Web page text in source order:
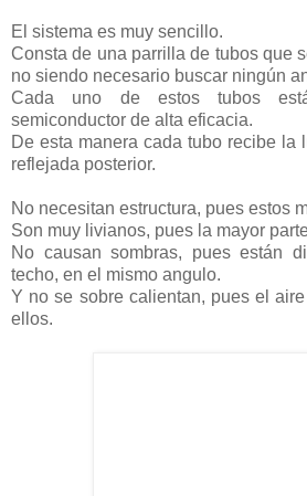
El sistema es muy sencillo.
Consta de una parrilla de tubos que
no siendo necesario buscar ningún
Cada uno de estos tubos
semiconductor de alta eficacia.
De esta manera cada tubo recibe la
reflejada posterior.
No necesitan estructura, pues estos
Son muy livianos, pues la mayor
No causan sombras, pues están
techo, en el mismo angulo.
Y no se sobre calientan, pues el
ellos.